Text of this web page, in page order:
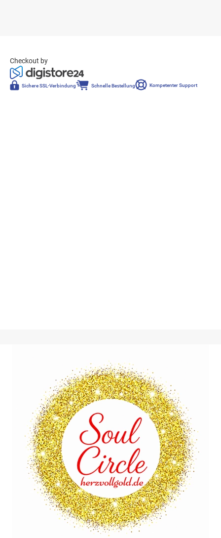
Checkout by
Sichere SSL-Verbindung Schnelle Bestellung Kompetenter Support